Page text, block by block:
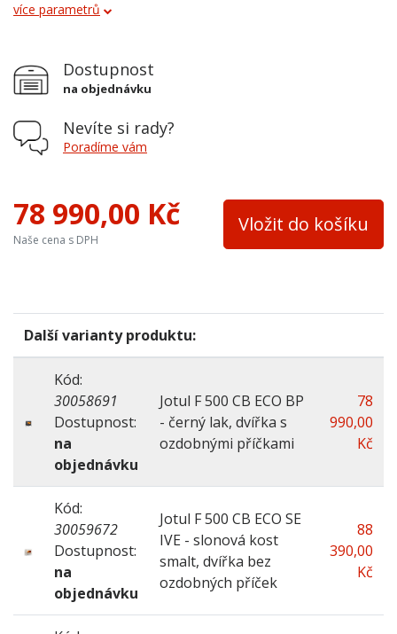
Průměr kouřovodu
Terciální vzduch
Palivo
Výška osy zadního kouřovodu
Přívod ext. vzduchu ano
více parametrů
Dostupnost
na objednávku
Nevíte si rady?
Poradíme vám
78 990,00 Kč
Naše cena s DPH
Vložit do košíku
Další varianty produktu:
Kód:
30058691
Dostupnost:
na
objednávku
Jotul F 500 CB ECO BP
- černý lak, dvířka s
ozdobnými příčkami
78
990,00
Kč
Kód:
30059672
Dostupnost:
na
objednávku
Jotul F 500 CB ECO SE
IVE - slonová kost
smalt, dvířka bez
ozdobných příček
88
390,00
Kč